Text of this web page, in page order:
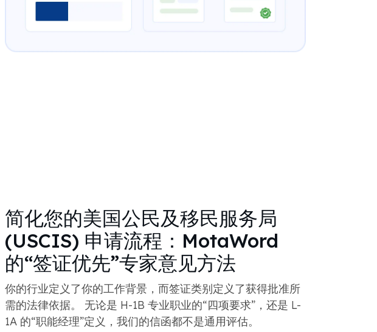
简化您的美国公民及移民服务局
(USCIS) 申请流程：MotaWord
的“签证优先”专家意见方法
你的行业定义了你的工作背景，而签证类别定义了获得批准所
需的法律依据。 无论是 H-1B 专业职业的“四项要求”，还是 L-
1A 的“职能经理”定义，我们的信函都不是通用评估。